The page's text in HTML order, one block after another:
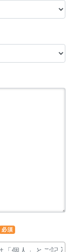
必須